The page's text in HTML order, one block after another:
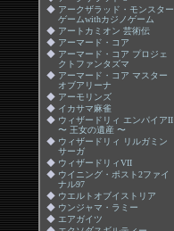
◆ アークザラッド・モンスター
ゲームwithカジノゲーム
◆ アートカミオン 芸術伝
◆ アーマード・コア
◆ アーマード・コア プロジェ
クトファンタズマ
◆ アーマード・コア マスター
オブアリーナ
◆ アーモリンズ
◆ イカサマ麻雀
◆ ウィザードリィ エンパイアII
〜 王女の遺産 〜
◆ ウィザードリィ リルガミン
サーガ
◆ ウィザードリィVII
◆ ウイニング・ポスト2ファイ
ナル97
◆ ウエルトオブイストリア
◆ ウンジャマ・ラミー
◆ エアガイツ